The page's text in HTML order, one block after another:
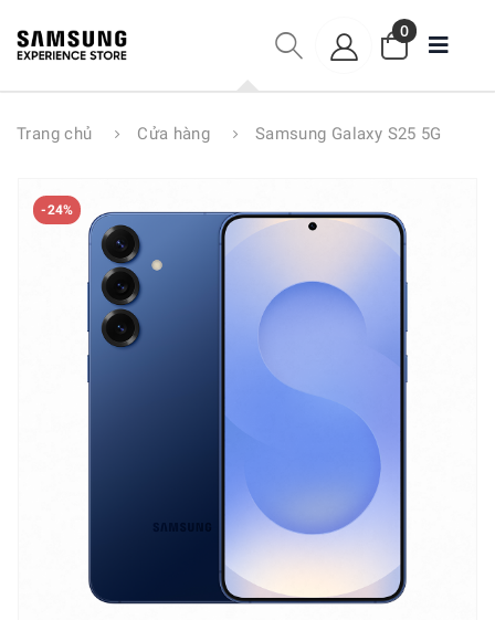
0
Trang chủ Cửa hàng Samsung Galaxy S25 5G
-24%